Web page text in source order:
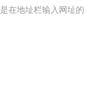
在地址栏输入网址